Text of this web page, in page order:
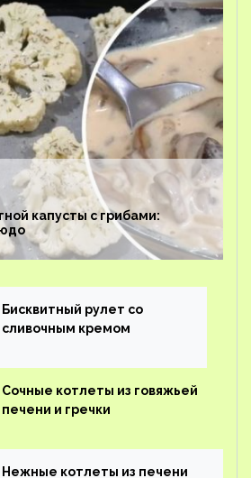
капусты с грибами:
Бисквитный рулет со
сливочным кремом
Сочные котлеты из говяжьей
печени и гречки
Нежные котлеты из печени